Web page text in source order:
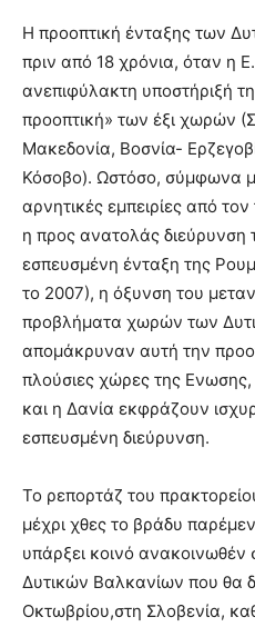
Η προοπτική ένταξης των
πριν από 18 χρόνια, όταν η
ανεπιφύλακτη υποστήριξή
προοπτική» των έξι χωρών
Μακεδονία, Βοσνία-
Κόσοβο). Ωστόσο, σύμφωνα
αρνητικές εμπειρίες από
η προς ανατολάς διεύρυνση
εσπευσμένη ένταξη της
το 2007), η όξυνση του
προβλήματα χωρών των
απομάκρυναν αυτή την
πλούσιες χώρες της
και η Δανία εκφράζουν
εσπευσμένη διεύρυνση.
Το ρεπορτάζ του
μέχρι χθες το βράδυ
υπάρξει κοινό
Δυτικών Βαλκανίων που θα
Οκτωβρίου,στη Σλοβενία,